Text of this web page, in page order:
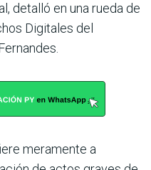
detalló en una rueda de
Digitales del
meramente a